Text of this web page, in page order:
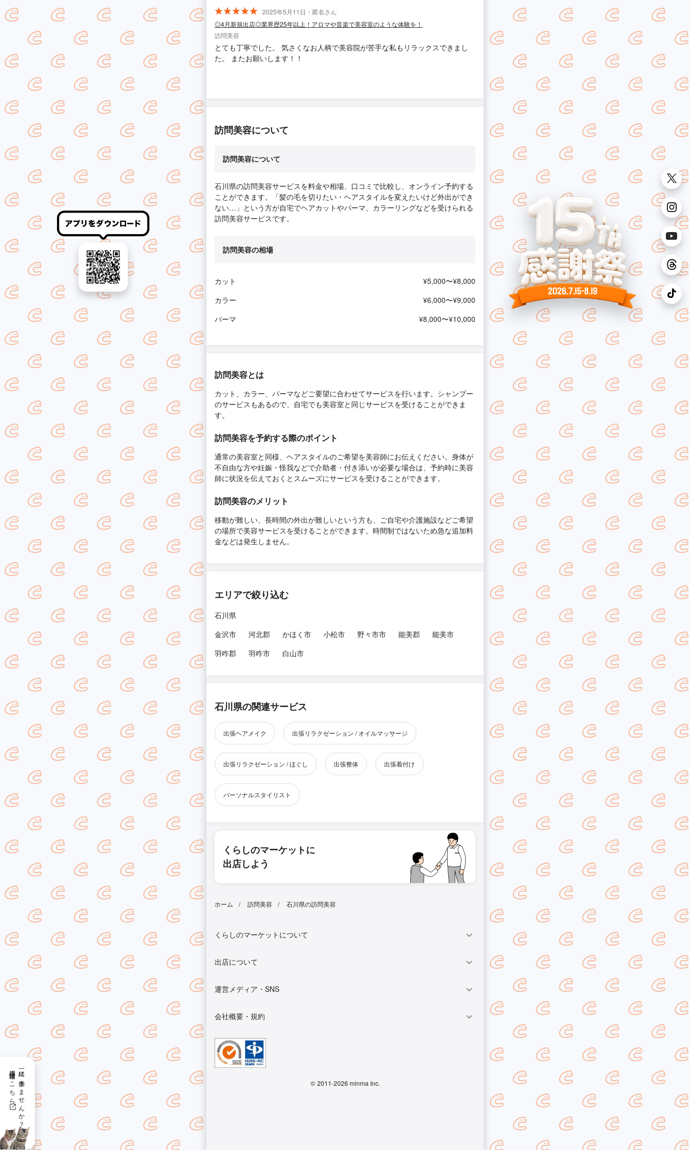
一緒に働きませんか？
採用情報はこちら
2025年5月11日・匿名さん
◎4月新規出店◎業界歴25年以上！アロマや音楽で美容室のような体験を！
訪問美容
とても丁寧でした。 気さくなお人柄で美容院が苦手な私もリラックスできまし
た。 またお願いします！！
訪問美容について
訪問美容について
石川県の訪問美容サービスを料金や相場、口コミで比較し、オンライン予約する
ことができます。「髪の毛を切りたい・ヘアスタイルを変えたいけど外出ができ
ない…」という方が自宅でヘアカットやパーマ、カラーリングなどを受けられる
訪問美容サービスです。
訪問美容の相場
カット
¥5,000〜¥8,000
カラー
¥6,000〜¥9,000
パーマ
¥8,000〜¥10,000
訪問美容とは
カット、カラー、パーマなどご要望に合わせてサービスを行います。シャンプー
のサービスもあるので、自宅でも美容室と同じサービスを受けることができま
す。
訪問美容を予約する際のポイント
通常の美容室と同様、ヘアスタイルのご希望を美容師にお伝えください。身体が
不自由な方や妊娠・怪我などで介助者・付き添いが必要な場合は、予約時に美容
師に状況を伝えておくとスムーズにサービスを受けることができます。
訪問美容のメリット
移動が難しい、長時間の外出が難しいという方も、ご自宅や介護施設などご希望
の場所で美容サービスを受けることができます。時間制ではないため急な追加料
金などは発生しません。
エリアで絞り込む
石川県
金沢市
河北郡 かほく市 小松市 野々市市 能美郡
能美市
羽咋郡
羽咋市 白山市
石川県の関連サービス
出張ヘアメイク 出張リラクゼーション / オイルマッサージ
出張リラクゼーション / ほぐし 出張整体 出張着付け
パーソナルスタイリスト
くらしのマーケットに
出店しよう
ホーム 訪問美容 石川県の訪問美容
くらしのマーケットについて
出店について
運営メディア・SNS
会社概要・規約
© 2011-2026 minma Inc.